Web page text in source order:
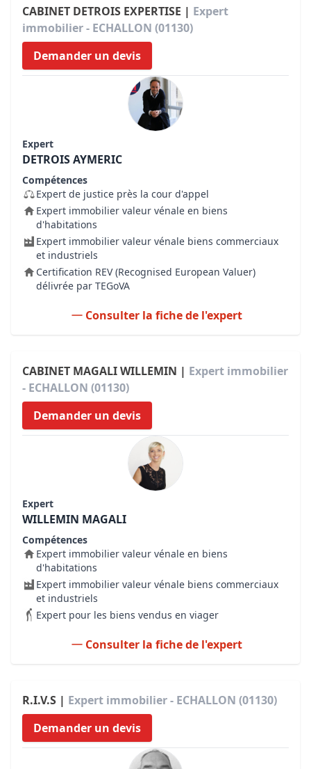
CABINET DETROIS EXPERTISE | Expert
immobilier - ECHALLON (01130)
Demander un devis
Expert
DETROIS AYMERIC
Compétences
Expert de justice près la cour d'appel
Expert immobilier valeur vénale en biens
d'habitations
Expert immobilier valeur vénale biens commerciaux
et industriels
Certification REV (Recognised European Valuer)
délivrée par TEGoVA
Consulter la fiche de l'expert
CABINET MAGALI WILLEMIN | Expert immobilier
- ECHALLON (01130)
Demander un devis
Expert
WILLEMIN MAGALI
Compétences
Expert immobilier valeur vénale en biens
d'habitations
Expert immobilier valeur vénale biens commerciaux
et industriels
Expert pour les biens vendus en viager
Consulter la fiche de l'expert
R.I.V.S | Expert immobilier - ECHALLON (01130)
Demander un devis